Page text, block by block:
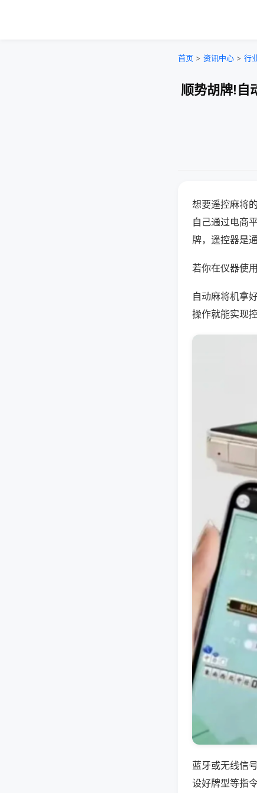
首页 > 资讯中心 > 行
顺势胡牌!自
想要遥控麻将
自己通过电商
牌，遥控器是
若你在仪器使
自动麻将机拿
操作就能实现
蓝牙或无线信
设好牌型等指